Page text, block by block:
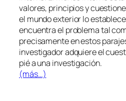
valores, principios y
el mundo exterior lo
encuentra el problema tal
precisamente en estos
investigador adquiere el
pié a una investigación.
(más…)